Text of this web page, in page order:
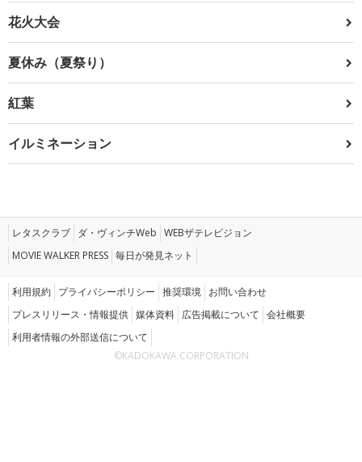
花火大会
夏休み（夏祭り）
紅葉
イルミネーション
レタスクラブ ダ・ヴィンチWeb WEBザテレビジョン
MOVIE WALKER PRESS 毎日が発見ネット
利用規約 プライバシーポリシー 推奨環境 お問い合わせ
プレスリリース・情報提供 媒体資料 広告掲載について 会社概要
利用者情報の外部送信について
©KADOKAWA CORPORATION